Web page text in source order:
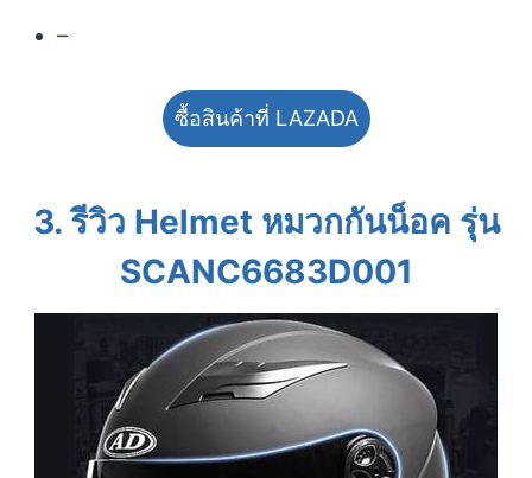
–
ซื้อสินค้าที่ LAZADA
3. รีวิว Helmet หมวกกันน็อค รุ่น
SCANC6683D001